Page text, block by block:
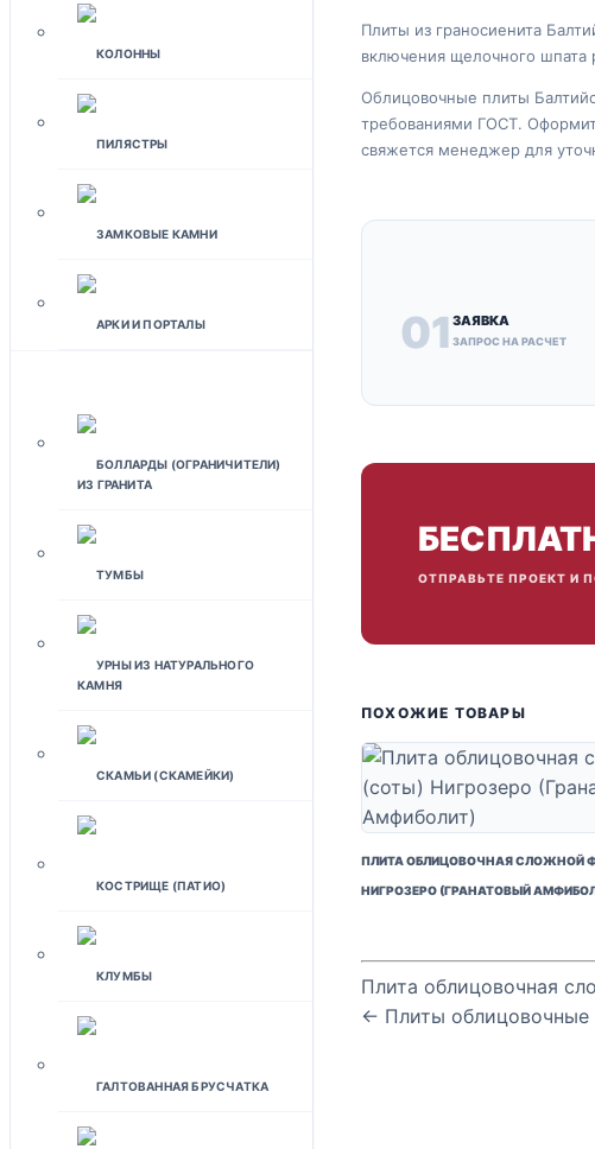
КОЛОННЫ
ПИЛЯСТРЫ
ЗАМКОВЫЕ КАМНИ
АРКИ И ПОРТАЛЫ
БОЛЛАРДЫ (ОГРАНИЧИТЕЛИ)
ИЗ ГРАНИТА
ТУМБЫ
УРНЫ ИЗ НАТУРАЛЬНОГО
КАМНЯ
СКАМЬИ (СКАМЕЙКИ)
КОСТРИЩЕ (ПАТИО)
КЛУМБЫ
ГАЛТОВАННАЯ БРУСЧАТКА
Плиты из граносиенита
включения щелочного шпата
Облицовочные плиты
требованиями ГОСТ.
свяжется менеджер для
01 ЗАЯВКА
ЗАПРОС НА РАСЧЕТ
ОТПРАВЬТЕ ПРОЕКТ И
ПОХОЖИЕ ТОВАРЫ
ПЛИТА ОБЛИЦОВОЧНАЯ СЛОЖНОЙ
НИГРОЗЕРО (ГРАНАТОВЫЙ
Плита облицовочная
← Плиты